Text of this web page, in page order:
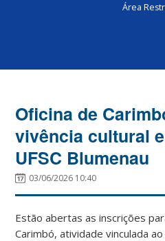
Área
Oficina de
vivência cultural
UFSC Blumenau
03/06/2026 10:40
Estão abertas as inscrições
Carimbó, atividade vinculada